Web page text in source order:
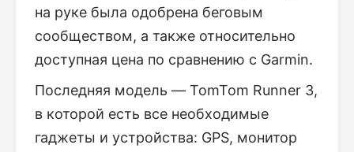
на руке была одобрена беговым
сообществом, а также относительно
доступная цена по сравнению с Garmin.
Последняя модель — TomTom Runner 3,
в которой есть все необходимые
гаджеты и устройства: GPS, монитор